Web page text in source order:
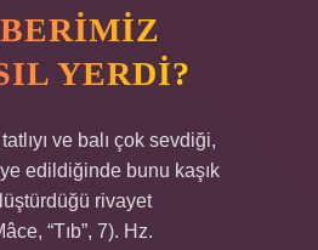
YERDI?
ve balı çok sevdiği,
edildiğinde bunu kaşık
rivayet
“Tıb”, 7). Hz.